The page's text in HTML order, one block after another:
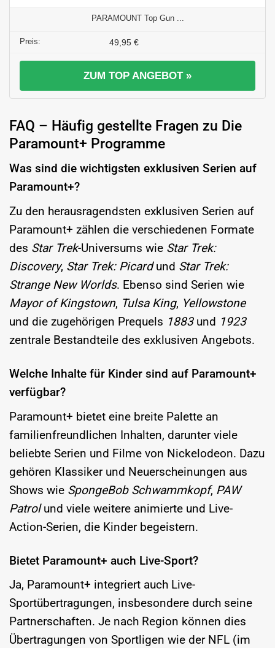
PARAMOUNT Top Gun ...
49,95 €
ZUM TOP ANGEBOT »
FAQ – Häufig gestellte Fragen zu Die
Paramount+ Programme
Was sind die wichtigsten exklusiven Serien auf
Paramount+?
Zu den herausragendsten exklusiven Serien auf
Paramount+ zählen die verschiedenen Formate
des Star Trek-Universums wie Star Trek:
Discovery, Star Trek: Picardund Star Trek:
Strange New Worlds. Ebenso sind Serien wie
Mayor of Kingstown, Tulsa King, Yellowstone
und die zugehörigen Prequels 1883und 1923
zentrale Bestandteile des exklusiven Angebots.
Welche Inhalte für Kinder sind auf Paramount+
verfügbar?
Paramount+ bietet eine breite Palette an
familienfreundlichen Inhalten, darunter viele
beliebte Serien und Filme von Nickelodeon. Dazu
gehören Klassiker und Neuerscheinungen aus
Shows wie SpongeBob Schwammkopf, PAW
Patrolund viele weitere animierte und Live-
Action-Serien, die Kinder begeistern.
Bietet Paramount+ auch Live-Sport?
Ja, Paramount+ integriert auch Live-
Sportübertragungen, insbesondere durch seine
Partnerschaften. Je nach Region können dies
Übertragungen von Sportligen wie der NFL (im